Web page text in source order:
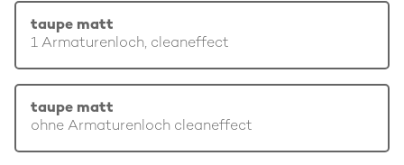
taupe matt
1 Armaturenloch, cleaneffect
taupe matt
ohne Armaturenloch cleaneffect